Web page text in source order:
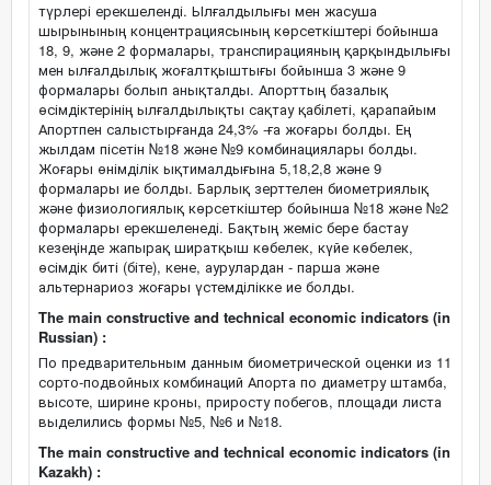
түрлері ерекшеленді. Ылғалдылығы мен жасуша
шырынының концентрациясының көрсеткіштері бойынша
18, 9, және 2 формалары, транспирацияның қарқындылығы
мен ылғалдылық жоғалтқыштығы бойынша 3 және 9
формалары болып анықталды. Апорттың базалық
өсімдіктерінің ылғалдылықты сақтау қабілеті, қарапайым
Апортпен салыстырғанда 24,3% -ға жоғары болды. Ең
жылдам пісетін №18 және №9 комбинациялары болды.
Жоғары өнімділік ықтималдығына 5,18,2,8 және 9
формалары ие болды. Барлық зерттелен биометриялық
және физиологиялық көрсеткіштер бойынша №18 және №2
формалары ерекшеленеді. Бақтың жеміс бере бастау
кезеңінде жапырақ ширатқыш көбелек, күйе көбелек,
өсімдік биті (біте), кене, аурулардан - парша және
альтернариоз жоғары үстемділікке ие болды.
The main constructive and technical economic indicators (in
Russian) :
По предварительным данным биометрической оценки из 11
сорто-подвойных комбинаций Апорта по диаметру штамба,
высоте, ширине кроны, приросту побегов, площади листа
выделились формы №5, №6 и №18.
The main constructive and technical economic indicators (in
Kazakh) :